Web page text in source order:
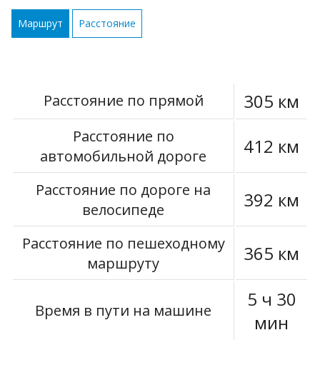
Маршрут Расстояние
Расстояние по прямой 305 км
Расстояние по
автомобильной дороге
412 км
Расстояние по дороге на
велосипеде
392 км
Расстояние по пешеходному
маршруту
365 км
Время в пути на машине
5 ч 30
мин